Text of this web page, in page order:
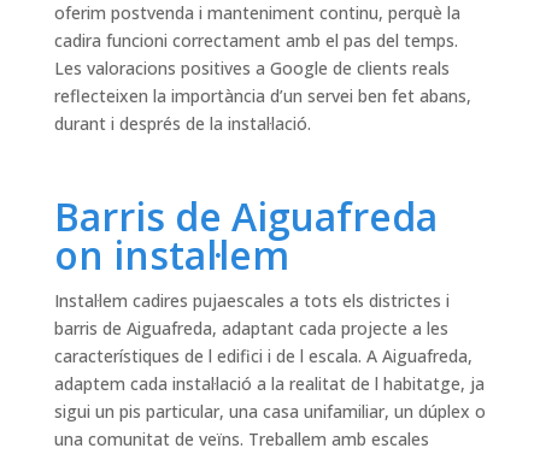
oferim postvenda i manteniment continu, perquè la
cadira funcioni correctament amb el pas del temps.
Les valoracions positives a Google de clients reals
reflecteixen la importància d’un servei ben fet abans,
durant i després de la instal·lació.
Barris de Aiguafreda
on instal·lem
Instal·lem cadires pujaescales a tots els districtes i
barris de Aiguafreda, adaptant cada projecte a les
característiques de l edifici i de l escala. A Aiguafreda,
adaptem cada instal·lació a la realitat de l habitatge, ja
sigui un pis particular, una casa unifamiliar, un dúplex o
una comunitat de veïns. Treballem amb escales